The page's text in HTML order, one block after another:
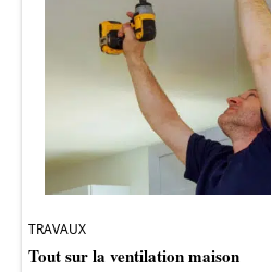
TRAVAUX
Tout sur la ventilation maison